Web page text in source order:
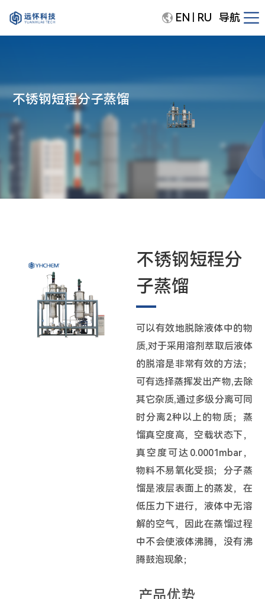
EN RU 导航
不锈钢短程分子蒸馏
不锈钢短程分
子蒸馏
可以有效地脱除液体中的物
质,对于采用溶剂萃取后液体
的脱溶是非常有效的方法；
可有选择蒸挥发出产物,去除
其它杂质,通过多级分离可同
时分离2种以上的物质；蒸
馏真空度高，空载状态下，
真空度可达0.0001mbar，
物料不易氧化受损；分子蒸
馏是液层表面上的蒸发，在
低压力下进行，液体中无溶
解的空气，因此在蒸馏过程
中不会使液体沸腾，没有沸
腾鼓泡现象；
产品优势